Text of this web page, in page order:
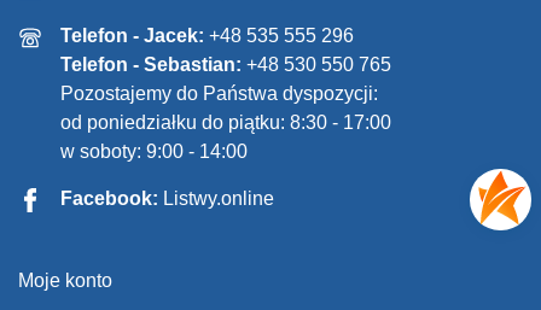
Telefon - Jacek: +48 535 555 296
Telefon - Sebastian: +48 530 550 765
Pozostajemy do Państwa dyspozycji:
od poniedziałku do piątku: 8:30 - 17:00
w soboty: 9:00 - 14:00
Facebook: Listwy.online
Moje konto